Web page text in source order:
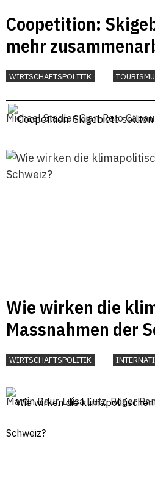
Coopetition:
mehr
WIRTSCHAFTSPOLITIK
Michael Stadler,Gian-Reto
Wie wirken die
Massnahmen der
WIRTSCHAFTSPOLITIK
Martin Baur,Luisa Lutz,Roger